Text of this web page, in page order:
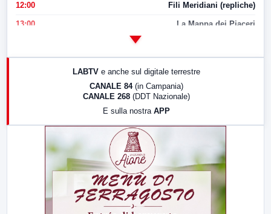
12:00 Fili Meridiani (repliche)
13:00 La Mappa dei Piaceri
LABTV e anche sul digitale terrestre
CANALE 84 (in Campania)
CANALE 268 (DDT Nazionale)
E sulla nostra APP